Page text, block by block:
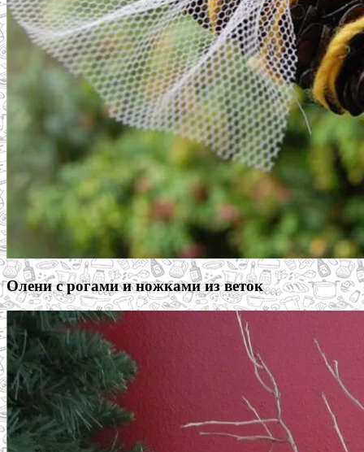
Олени с рогами и ножками из веток